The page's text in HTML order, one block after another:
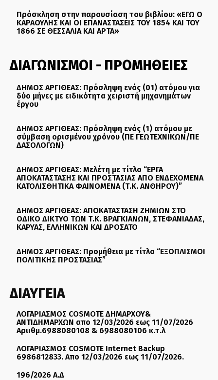
Πρόσκληση στην παρουσίαση του βιβλίου: «ΕΓΩ Ο
ΚΑΡΑΟΥΛΗΣ ΚΑΙ ΟΙ ΕΠΑΝΑΣΤΑΣΕΙΣ ΤΟΥ 1854 ΚΑΙ ΤΟΥ
1866 ΣΕ ΘΕΣΣΑΛΙΑ ΚΑΙ ΑΡΤΑ»
ΔΙΑΓΩΝΙΣΜΟΙ - ΠΡΟΜΗΘΕΙΕΣ
ΔΗΜΟΣ ΑΡΓΙΘΕΑΣ: Πρόσληψη ενός (01) ατόμου για
δύο μήνες με ειδικότητα χειριστή μηχανημάτων
έργου
ΔΗΜΟΣ ΑΡΓΙΘΕΑΣ: Πρόσληψη ενός (1) ατόμου με
σύμβαση ορισμένου χρόνου (ΠΕ ΓΕΩΤΕΧΝΙΚΩΝ/ΠΕ
ΔΑΣΟΛΟΓΩΝ)
ΔΗΜΟΣ ΑΡΓΙΘΕΑΣ: Μελέτη με τίτλο “ΕΡΓΑ
ΑΠΟΚΑΤΑΣΤΑΣΗΣ ΚΑΙ ΠΡΟΣΤΑΣΙΑΣ ΑΠΟ ΕΝΔΕΧΟΜΕΝΑ
ΚΑΤΟΛΙΣΘΗΤΙΚΑ ΦΑΙΝΟΜΕΝΑ (Τ.Κ. ΑΝΘΗΡΟΥ)”
ΔΗΜΟΣ ΑΡΓΙΘΕΑΣ: ΑΠΟΚΑΤΑΣΤΑΣΗ ΖΗΜΙΩΝ ΣΤΟ
ΟΔΙΚΟ ΔΙΚΤΥΟ ΤΩΝ Τ.Κ. ΒΡΑΓΚΙΑΝΩΝ, ΣΤΕΦΑΝΙΑΔΑΣ,
ΚΑΡΥΑΣ, ΕΛΛΗΝΙΚΩΝ ΚΑΙ ΔΡΟΣΑΤΟ
ΔΗΜΟΣ ΑΡΓΙΘΕΑΣ: Προμήθεια με τίτλο “ΕΞΟΠΛΙΣΜΟΙ
ΠΟΛΙΤΙΚΗΣ ΠΡΟΣΤΑΣΙΑΣ”
ΔΙΑΥΓΕΙΑ
ΛΟΓΑΡΙΑΣΜΟΣ COSMOTE ΔΗΜΑΡΧΟΥ&
ΑΝΤΙΔΗΜΑΡΧΩΝ απο 12/03/2026 εως 11/07/2026
Αριιθμ.6988080108 & 6988080106 κ.τ.λ
ΛΟΓΑΡΙΑΣΜΟΣ COSMOTE Internet Backup
6986812833. Απο 12/03/2026 εως 11/07/2026.
196/2026 Α.Δ